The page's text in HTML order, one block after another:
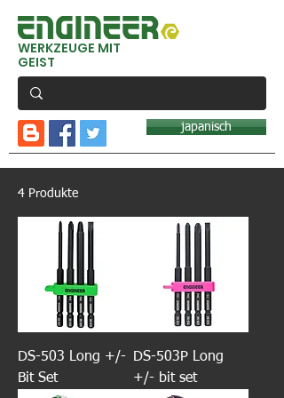
WERKZEUGE MIT
GEIST
japanisch
4 Produkte
DS-503 Long +/-
Bit Set
DS-503P Long
+/- bit set